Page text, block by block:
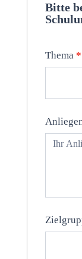
Bitte
Thema *